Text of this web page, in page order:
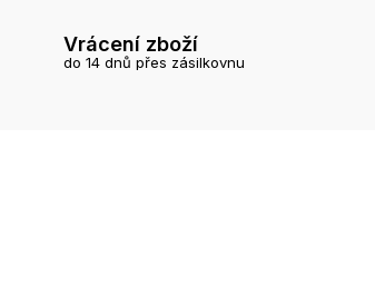
Vrácení zboží
do 14 dnů přes zásilkovnu